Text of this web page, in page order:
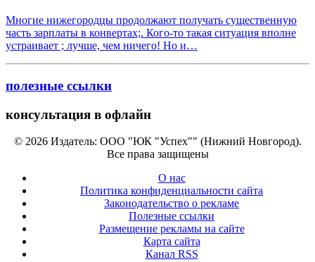
Многие нижегородцы продолжают получать существенную
часть зарплаты в конвертах;. Кого-то такая ситуация вполне
устраивает ; лучше, чем ничего! Но и…
полезные ссылки
консультация в офлайн
© 2026 Издатель: ООО "ЮК "Успех"" (Нижний Новгород).
Все права защищены
О нас
Политика конфиденциальности сайта
Законодательство о рекламе
Полезные ссылки
Размещение рекламы на сайте
Карта сайта
Канал RSS